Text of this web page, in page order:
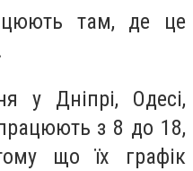
там, де це
у Дніпрі, Одесі,
з 8 до 18,
що їх графік